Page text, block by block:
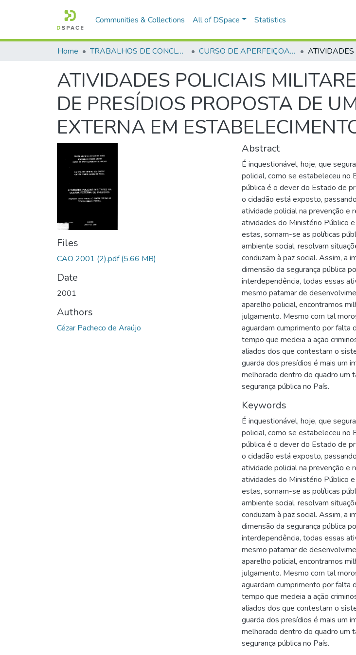
Communities & Collections All of DSpace Statistics
Home TRABALHOS DE CONCLUSÃO DE CURSO - CAO (CURSO DE APERFEIÇOAMENTO DE OFICIAIS) CURSO DE APERFEIÇOAMENTO DE OFICIAIS - CAO - 2001
ATIVIDADES POLICIAIS
DE PRESÍDIOS PROPOSTA DE
EXTERNA EМ
Files
CAO 2001 (2).pdf(5.66 MB)
Date
2001
Authors
Cézar Pacheco de Araújo
Abstract
É inquestionável, hoje, que
policial, como se estabeleceu no
pública é o dever do Estado de
o cidadão está exposto,
atividade policial na prevenção e
atividades do Ministério Público
estas, somam-se as políticas
ambiente social, resolvam
conduzam à paz social. Assim, a
dimensão da segurança pública
interdependência, todas essas
mesmo patamar de
aparelho policial, encontramos
julgamento. Mesmo com tal
aguardam cumprimento por falta
tempo que medeia a ação
aliados dos que contestam o
guarda dos presídios é mais um
melhorado dentro do quadro um
segurança pública no País.
Keywords
É inquestionável, hoje, que
policial, como se estabeleceu no
pública é o dever do Estado de
o cidadão está exposto,
atividade policial na prevenção e
atividades do Ministério Público e
estas, somam-se as políticas
ambiente social, resolvam
conduzam à paz social. Assim, a
dimensão da segurança pública
interdependência, todas essas
mesmo patamar de
aparelho policial, encontramos
julgamento. Mesmo com tal
aguardam cumprimento por falta
tempo que medeia a ação
aliados dos que contestam o
guarda dos presídios é mais um
melhorado dentro do quadro um
segurança pública no País.